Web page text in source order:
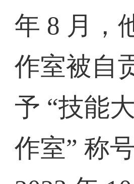
年 8 月，
作室被自
予 “技能
作室” 称号